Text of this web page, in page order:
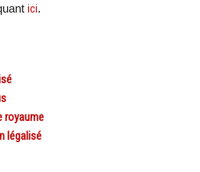
ici.
royaume
légalisé